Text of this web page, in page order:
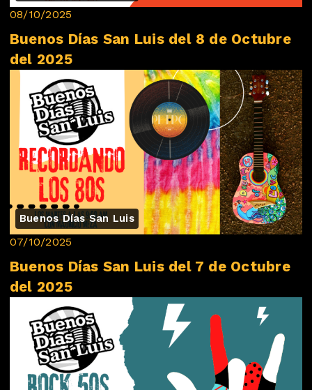
08/10/2025
Buenos Días San Luis del 8 de Octubre
del 2025
Buenos Días San Luis
07/10/2025
Buenos Días San Luis del 7 de Octubre
del 2025